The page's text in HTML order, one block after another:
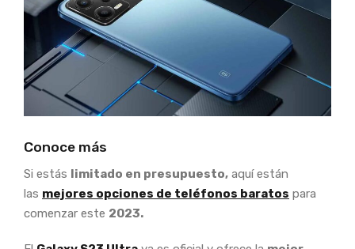
Conoce más
Si estás limitado en presupuesto, aquí están
las mejores opciones de teléfonos baratos para
comenzar este 2023.